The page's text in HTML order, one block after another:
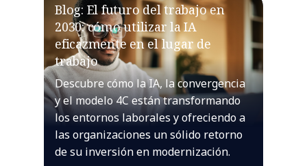
Blog: El futuro del trabajo en
2030: cómo utilizar la IA
eficazmente en el lugar de
trabajo
Descubre cómo la IA, la convergencia
y el modelo 4C están transformando
los entornos laborales y ofreciendo a
las organizaciones un sólido retorno
de su inversión en modernización.